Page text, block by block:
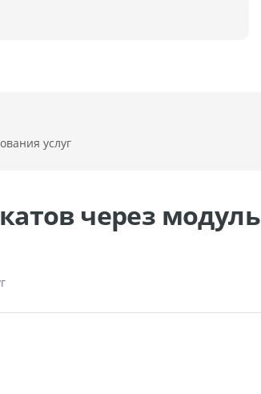
услуг
через модуль